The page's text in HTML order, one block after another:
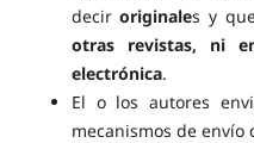
deciroriginales y
otras revistas, ni
electrónica.
El o los autores
mecanismos de envío